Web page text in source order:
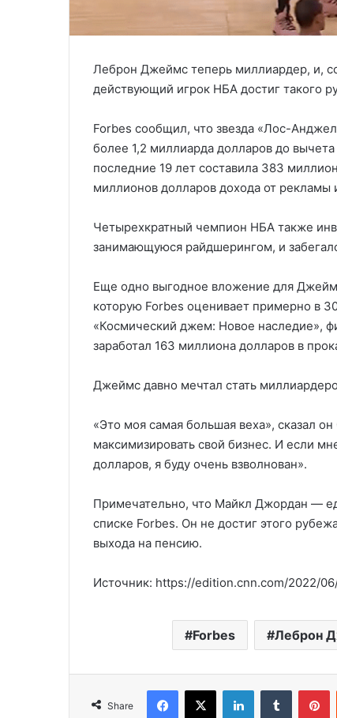
Леброн Джеймс теперь миллиардер, и,
действующий игрок НБА достиг такого
Forbes сообщил, что звезда «Лос-
более 1,2 миллиарда долларов до
последние 19 лет составила 383
миллионов долларов дохода от
Четырехкратный чемпион НБА также
занимающуюся райдшерингом, и
Еще одно выгодное вложение для
которую Forbes оценивает примерно в
«Космический джем: Новое наследие»,
заработал 163 миллиона долларов в
Джеймс давно мечтал стать
«Это моя самая большая веха», сказал
максимизировать свой бизнес. И если
долларов, я буду очень взволнован».
Примечательно, что Майкл Джордан —
списке Forbes. Он не достиг этого
выхода на пенсию.
Источник: https://edition.cnn.com/2022/
Forbes Леброн
Share